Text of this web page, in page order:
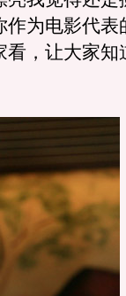
为电影代表
，让大家知